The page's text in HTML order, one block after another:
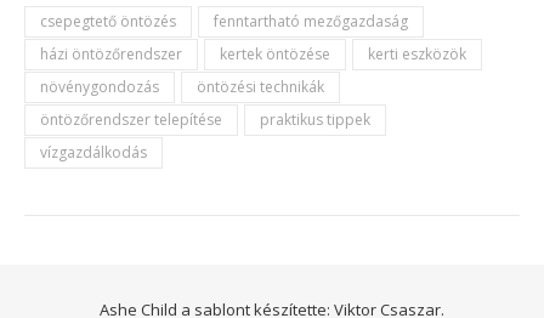
csepegtető öntözés
fenntartható mezőgazdaság
házi öntözőrendszer
kertek öntözése
kerti eszközök
növénygondozás
öntözési technikák
öntözőrendszer telepítése
praktikus tippek
vízgazdálkodás
Ashe Child a sablont készítette: Viktor Csaszar.